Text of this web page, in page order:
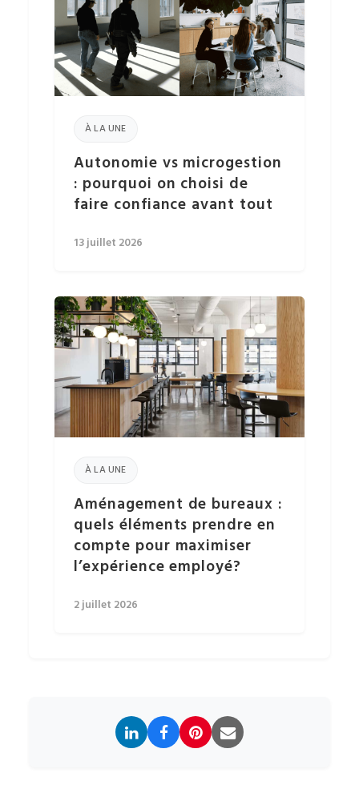
À LA UNE
Autonomie vs microgestion
: pourquoi on choisi de
faire confiance avant tout
13 juillet 2026
À LA UNE
Aménagement de bureaux :
quels éléments prendre en
compte pour maximiser
l’expérience employé?
2 juillet 2026